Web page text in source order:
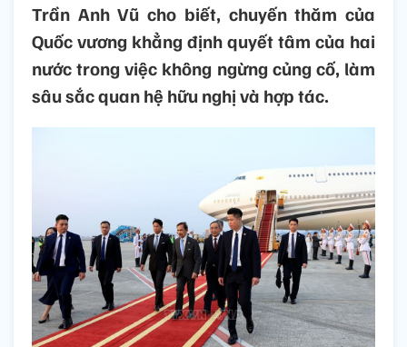
Trần Anh Vũ cho biết, chuyến thăm của
Quốc vương khẳng định quyết tâm của hai
nước trong việc không ngừng củng cố, làm
sâu sắc quan hệ hữu nghị và hợp tác.